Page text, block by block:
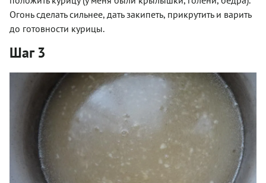
Огонь сделать сильнее, дать закипеть, прикрутить и варить
до готовности курицы.
Шаг 3